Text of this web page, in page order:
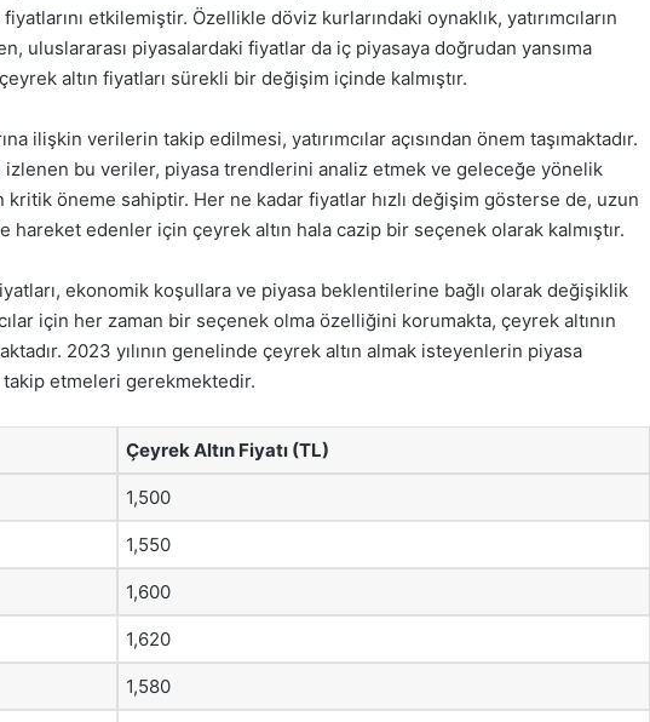
etkilemiştir. Özellikle döviz kurlarındaki oynaklık, yatırımcıların
uluslararası piyasalardaki fiyatlar da iç piyasaya doğrudan yansıma
altın fiyatları sürekli bir değişim içinde kalmıştır.
ilişkin verilerin takip edilmesi, yatırımcılar açısından önem taşımaktadır.
izlenen bu veriler, piyasa trendlerini analiz etmek ve geleceğe yönelik
öneme sahiptir. Her ne kadar fiyatlar hızlı değişim gösterse de, uzun
hareket edenler için çeyrek altın hala cazip bir seçenek olarak kalmıştır.
ekonomik koşullara ve piyasa beklentilerine bağlı olarak değişiklik
için her zaman bir seçenek olma özelliğini korumakta, çeyrek altının
2023 yılının genelinde çeyrek altın almak isteyenlerin piyasa
takip etmeleri gerekmektedir.
Çeyrek Altın Fiyatı (TL)
1,500
1,550
1,600
1,620
1,580